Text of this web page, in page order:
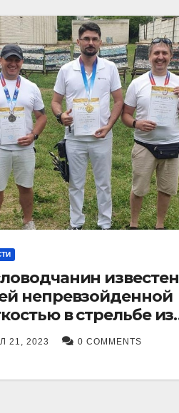
известен
непревзойденной
в стрельбе из
и его успехи
его в
21, 2023 0 COMMENTS